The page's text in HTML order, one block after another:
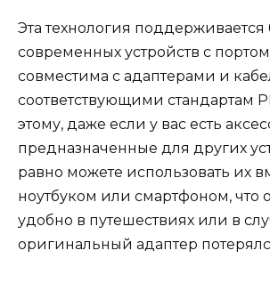
Эта технология
современных устройств с
совместима с адаптерами и
соответствующими стандартам
этому, даже если у вас есть
предназначенные для других
равно можете использовать их
ноутбуком или смартфоном, что
удобно в путешествиях или в
оригинальный адаптер